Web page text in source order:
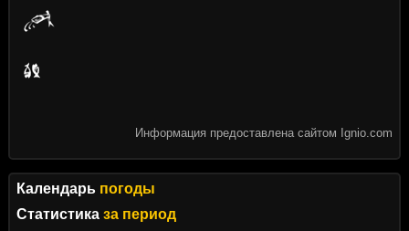
Информация предоставлена сайтом Ignio.com
Календарь погоды
Статистика за период